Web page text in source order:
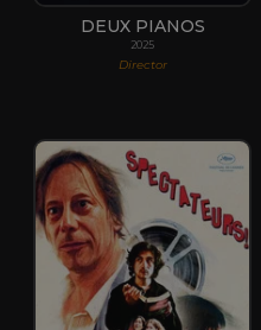
DEUX PIANOS
2025
Director